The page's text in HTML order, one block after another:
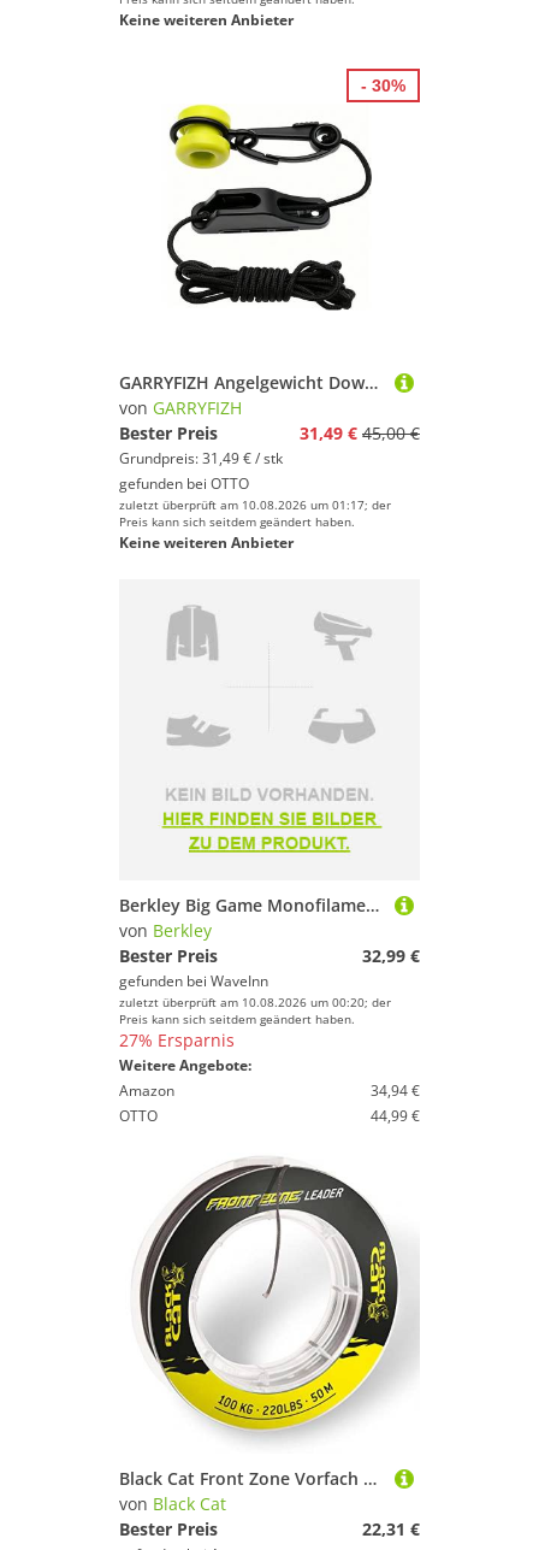
Keine weiteren Anbieter
GARRYFIZH Angelgewicht Downrigger Retriever Kit mit 2.2m Seil Trolling Schleppangeln Grün, (Set), Schleppfischen, Salzwasserfest, Sicher & Leicht, Meeres-Zubehör
von GARRYFIZH
Bester Preis
31,49 € 45,00 €
Grundpreis: 31,49 € / stk
gefunden bei OTTO
zuletzt überprüft am 10.08.2026 um 01:17; der
Preis kann sich seitdem geändert haben.
Keine weiteren Anbieter
- 30%
Berkley Big Game Monofilament 100 M Weiß 1.090 mm (130.00 Lbss)
von Berkley
Bester Preis
32,99 €
gefunden bei WaveInn
zuletzt überprüft am 10.08.2026 um 00:20; der
Preis kann sich seitdem geändert haben.
27% Ersparnis
Weitere Angebote:
Amazon
34,94 €
OTTO
44,99 €
Black Cat Front Zone Vorfach 50m - Schlagschnur zum Wallerangeln, Geflochtene Vorfachschnur, Vorfachmaterial zum Welsangeln, 1 mm
von Black Cat
Bester Preis
22,31 €